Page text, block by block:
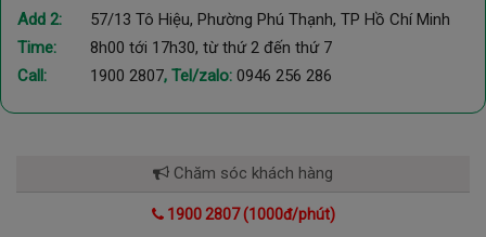
Add 2:
57/13 Tô Hiệu, Phường Phú Thạnh, TP Hồ Chí Minh
Time:
8h00 tới 17h30, từ thứ 2 đến thứ 7
Call:
1900 2807, Tel/zalo: 0946 256 286
Chăm sóc khách hàng
1900 2807 (1000đ/phút)